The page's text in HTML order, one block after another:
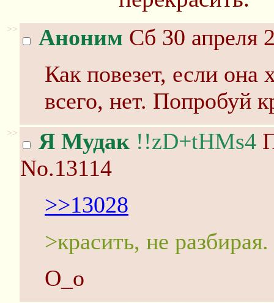
>> Аноним Сб 30 апреля
Как повезет, если она
всего, нет. Попробуй
>> Я Мудак !!zD+tHMs4
No.13114
>>13028
>красить, не разбирая.
O_o